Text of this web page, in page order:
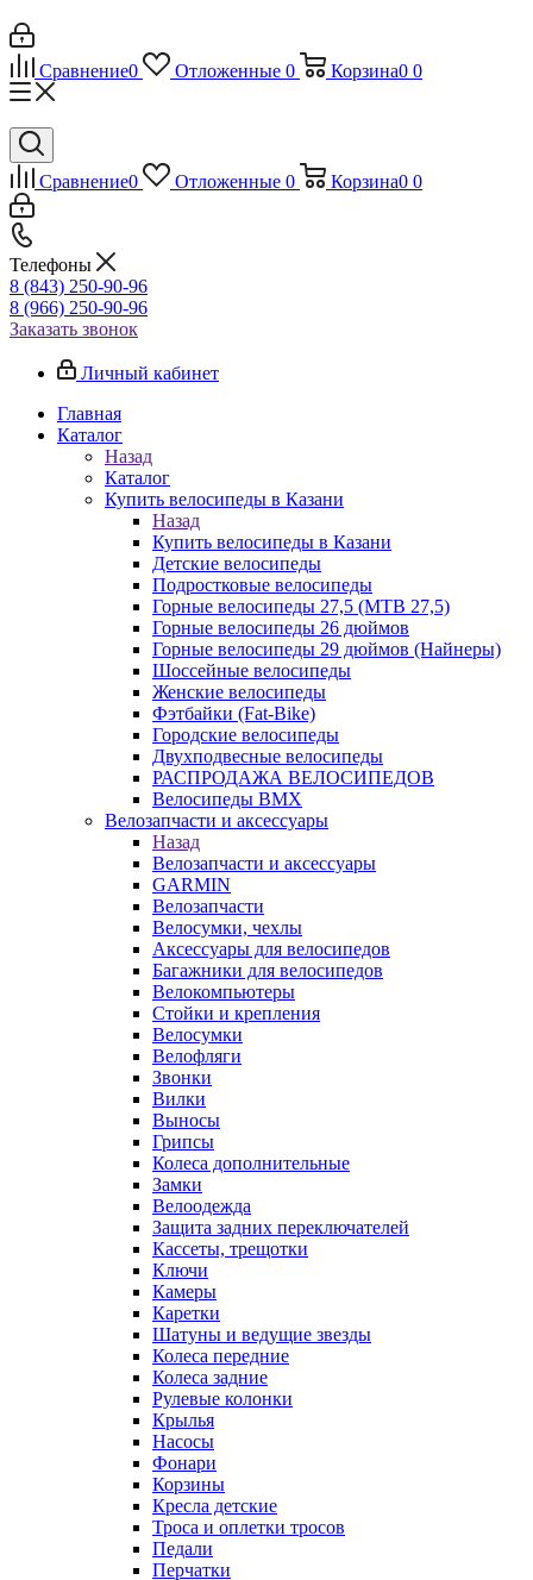
Сравнение0 Отложенные 0 Корзина0 0
Сравнение0 Отложенные 0 Корзина0 0
Телефоны
8 (843) 250-90-96
8 (966) 250-90-96
Заказать звонок
Личный кабинет
Главная
Каталог
Назад
Каталог
Купить велосипеды в Казани
Назад
Купить велосипеды в Казани
Детские велосипеды
Подростковые велосипеды
Горные велосипеды 27,5 (MTB 27,5)
Горные велосипеды 26 дюймов
Горные велосипеды 29 дюймов (Найнеры)
Шоссейные велосипеды
Женские велосипеды
Фэтбайки (Fat-Bike)
Городские велосипеды
Двухподвесные велосипеды
РАСПРОДАЖА ВЕЛОСИПЕДОВ
Велосипеды BMX
Велозапчасти и аксессуары
Назад
Велозапчасти и аксессуары
GARMIN
Велозапчасти
Велосумки, чехлы
Аксессуары для велосипедов
Багажники для велосипедов
Велокомпьютеры
Стойки и крепления
Велосумки
Велофляги
Звонки
Вилки
Выносы
Грипсы
Колеса дополнительные
Замки
Велоодежда
Защита задних переключателей
Кассеты, трещотки
Ключи
Камеры
Каретки
Шатуны и ведущие звезды
Колеса передние
Колеса задние
Рулевые колонки
Крылья
Насосы
Фонари
Корзины
Кресла детские
Троса и оплетки тросов
Педали
Перчатки